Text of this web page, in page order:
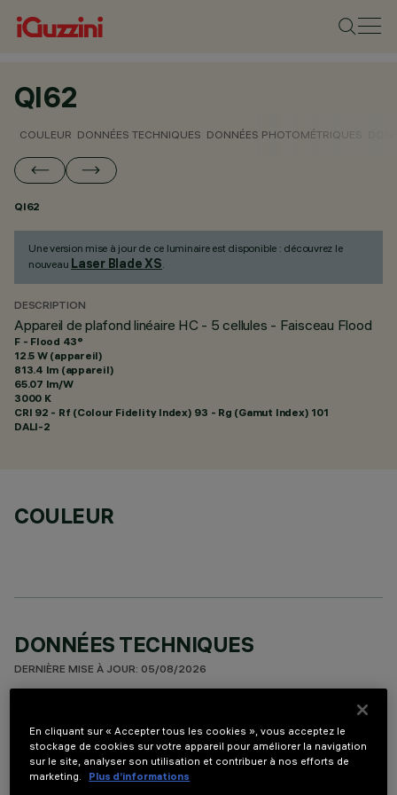
QI62
COULEUR DONNÉES TECHNIQUES DONNÉES PHOTOMÉTRIQUES
QI62
Une version mise à jour de ce luminaire est disponible : découvrez le
nouveau Laser Blade XS.
DESCRIPTION
Appareil de plafond linéaire HC - 5 cellules - Faisceau Flood
F - Flood 43°
12.5 W (appareil)
813.4 lm (appareil)
65.07 lm/W
3000 K
CRI 92 - Rf (Colour Fidelity Index) 93 - Rg (Gamut Index) 101
DALI-2
COULEUR
DONNÉES TECHNIQUES
DERNIÈRE MISE À JOUR: 05/08/2026
Appareil à installer sur plafond à 5 éléments optiques pour
sources LED - optiques fixes avec réflecteurs Opti-Beam à
haute définition en matière thermoplastique métallisée.
En cliquant sur « Accepter tous les cookies », vous acceptez le
stockage de cookies sur votre appareil pour améliorer la navigation
sur le site, analyser son utilisation et contribuer à nos efforts de
marketing.
Plus d’informations